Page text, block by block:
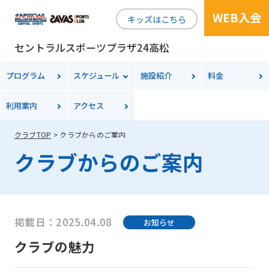
キッズはこちら
セントラルスポーツプラザ24高松
WEB入会
プログラム スケジュール 施設紹介 料金
利用案内 アクセス
クラブTOP クラブからのご案内
クラブからのご案内
掲載日：2025.04.08 お知らせ
クラブの魅力